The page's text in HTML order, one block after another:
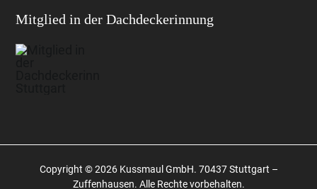
Mitglied in der Dachdeckerinnung
Copyright ©2026 Kussmaul GmbH. 70437 Stuttgart –
Zuffenhausen. Alle Rechte vorbehalten.